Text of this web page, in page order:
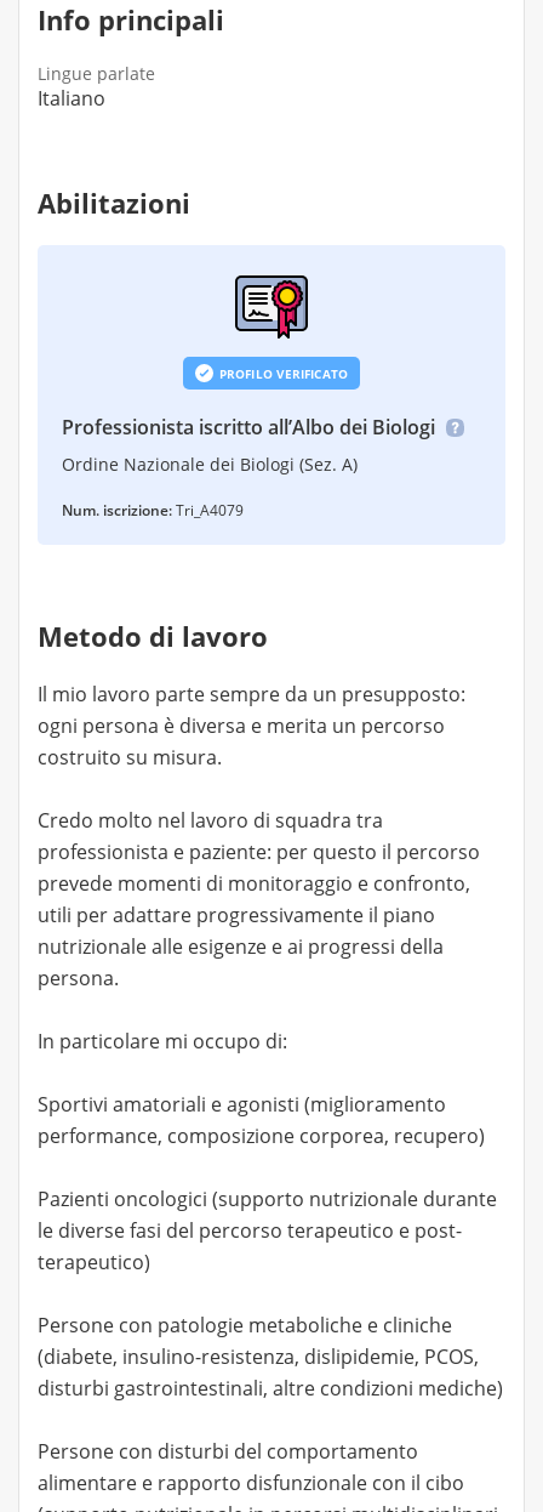
Info principali
Lingue parlate
Italiano
Abilitazioni
PROFILO VERIFICATO
Professionista iscritto all’Albo dei Biologi
Ordine Nazionale dei Biologi (Sez. A)
Num. iscrizione:Tri_A4079
Metodo di lavoro
Il mio lavoro parte sempre da un presupposto:
ogni persona è diversa e merita un percorso
costruito su misura.
Credo molto nel lavoro di squadra tra
professionista e paziente: per questo il percorso
prevede momenti di monitoraggio e confronto,
utili per adattare progressivamente il piano
nutrizionale alle esigenze e ai progressi della
persona.
In particolare mi occupo di:
Sportivi amatoriali e agonisti (miglioramento
performance, composizione corporea, recupero)
Pazienti oncologici (supporto nutrizionale durante
le diverse fasi del percorso terapeutico e post-
terapeutico)
Persone con patologie metaboliche e cliniche
(diabete, insulino-resistenza, dislipidemie, PCOS,
disturbi gastrointestinali, altre condizioni mediche)
Persone con disturbi del comportamento
alimentare e rapporto disfunzionale con il cibo